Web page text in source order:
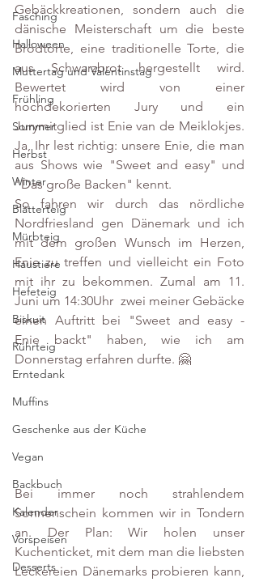
Fasching
Halloween
Muttertag und Valentinstag
Frühling
Sommer
Herbst
Winter
Blätterteig
Mürbteig
Haustiere
Hefeteig
Biskuit
Rührteig
Erntedank
Muffins
Geschenke aus der Küche
Vegan
Backbuch
Kalender
Vorspeisen
Desserts
Gebäckkreationen, sondern auch die
dänische Meisterschaft um die beste
Brödtorte, eine traditionelle Torte, die
aus Schwarzbrot hergestellt wird.
Bewertet wird von einer
hochdekorierten Jury und ein
Jurymitglied ist Enie van de Meiklokjes.
Ja, Ihr lest richtig: unsere Enie, die man
aus Shows wie "Sweet and easy" und
"Das große Backen" kennt.
So fahren wir durch das nördliche
Nordfriesland gen Dänemark und ich
mit dem großen Wunsch im Herzen,
Enie zu treffen und vielleicht ein Foto
mit ihr zu bekommen. Zumal am 11.
Juni um 14:30Uhr  zwei meiner Gebäcke
einen Auftritt bei "Sweet and easy -
Enie backt" haben, wie ich am
Donnerstag erfahren durfte. 🤗
Bei immer noch strahlendem
Sonnenschein kommen wir in Tondern
an. Der Plan: Wir holen unser
Kuchenticket, mit dem man die liebsten
Leckereien Dänemarks probieren kann,